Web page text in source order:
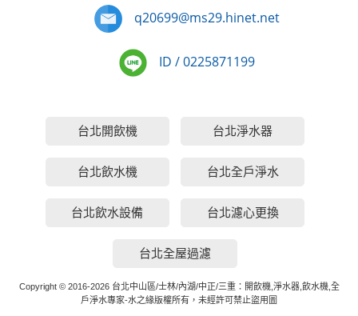
q20699@ms29.hinet.net
ID / 0225871199
台北開飲機 台北淨水器
台北飲水機 台北全戶淨水
台北飲水設備 台北濾心更換
台北全屋過濾
Copyright © 2016-2026 台北中山區/士林/內湖/中正/三重：開飲機,淨水器,飲水機,全
戶淨水專家-水之緣版權所有，未經許可禁止盜用圖